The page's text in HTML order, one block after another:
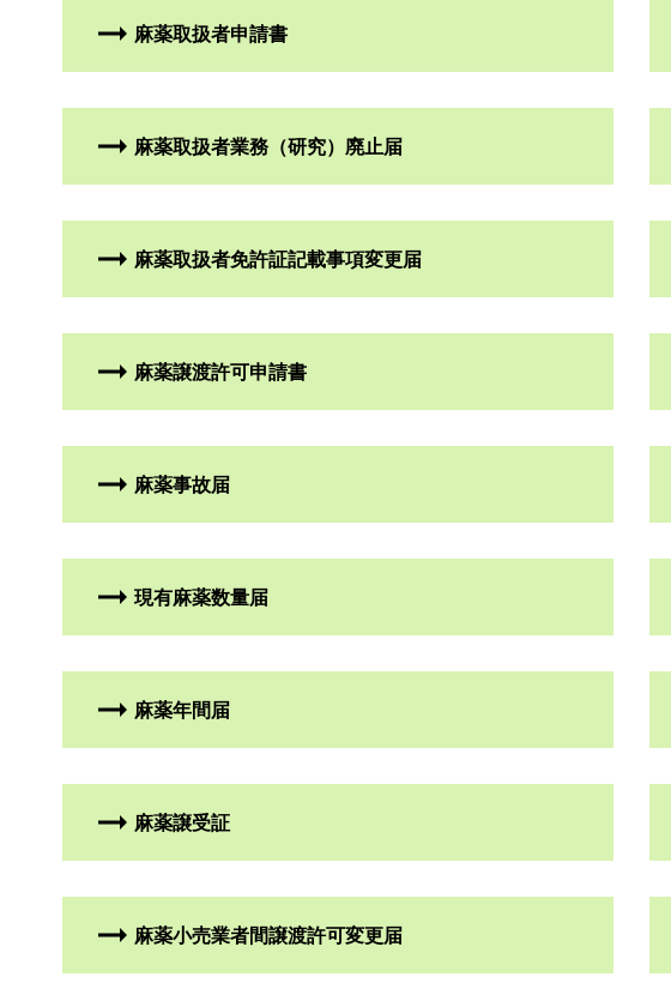
麻薬取扱者申請書
麻薬取扱者業務（研究）廃止届
麻薬取扱者免許証記載事項変更届
麻薬譲渡許可申請書
麻薬事故届
現有麻薬数量届
麻薬年間届
麻薬譲受証
麻薬小売業者間譲渡許可変更届